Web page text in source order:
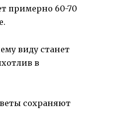
примерно 60-70
виду станет
в
сохраняют